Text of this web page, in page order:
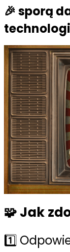
🎉 sporą
🧩 Jak
1️⃣